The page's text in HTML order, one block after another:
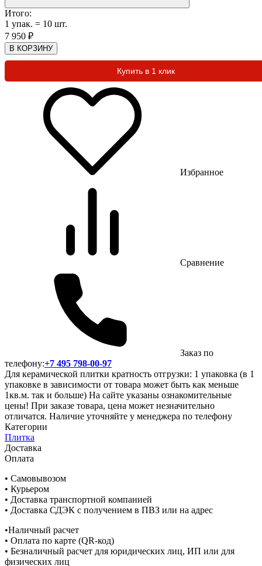
Итого:
1 упак. = 10 шт.
7 950 ₽
В КОРЗИНУ
Купить в 1 клик
Избранное
Сравнение
Заказ по
телефону:+7 495 798-00-97
Для керамической плитки кратность отгрузки: 1 упаковка (в 1
упаковке в зависимости от товара может быть как меньше
1кв.м. так и больше) На сайте указаны ознакомительные
цены! При заказе товара, цена может незначительно
отличатся. Наличие уточняйте у менеджера по телефону
Категории
Плитка
Доставка
Оплата
• Самовывозом
• Курьером
• Доставка транспортной компанией
• Доставка СДЭК с получением в ПВЗ или на адрес
•Наличный расчет
• Оплата по карте (QR-код)
• Безналичный расчет для юридических лиц, ИП или для
физических лиц